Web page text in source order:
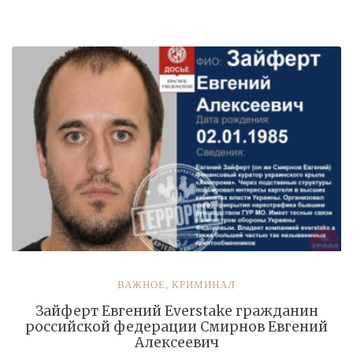
ВАЖНОЕ, КРИМИНАЛ
Зайферт Евгений Everstake гражданин
российской федерации Смирнов Евгений
Алексеевич